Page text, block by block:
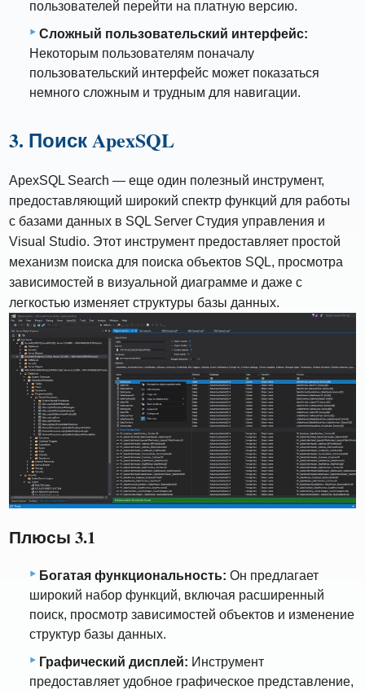
пользователей перейти на платную версию.
Сложный пользовательский интерфейс:
Некоторым пользователям поначалу
пользовательский интерфейс может показаться
немного сложным и трудным для навигации.
3. Поиск ApexSQL
ApexSQL Search — еще один полезный инструмент,
предоставляющий широкий спектр функций для работы
с базами данных в SQL Server Студия управления и
Visual Studio. Этот инструмент предоставляет простой
механизм поиска для поиска объектов SQL, просмотра
зависимостей в визуальной диаграмме и даже с
легкостью изменяет структуры базы данных.
Плюсы 3.1
Богатая функциональность: Он предлагает
широкий набор функций, включая расширенный
поиск, просмотр зависимостей объектов и изменение
структур базы данных.
Графический дисплей: Инструмент
предоставляет удобное графическое представление,